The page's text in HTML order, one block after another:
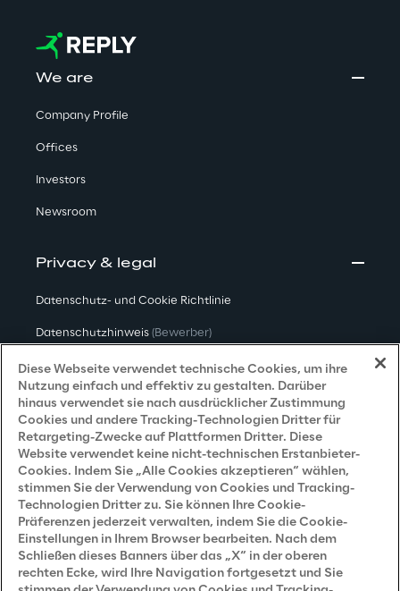
We are
Company Profile
Offices
Investors
Newsroom
Privacy & legal
Datenschutz- und Cookie Richtlinie
Datenschutzhinweis (Bewerber)
Datenschutzhinweis(Kunden)
Datenschutzhinweis (Dienstleister)
Datenschutzhinweis (Marketing)
Grundsatzerklärung - LKSG(Deutschland)
Accessibility Statement
Careers
Diese Webseite verwendet technische Cookies, um ihre
Nutzung einfach und effektiv zu gestalten. Darüber
hinaus verwendet sie nach ausdrücklicher Zustimmung
Cookies und andere Tracking-Technologien Dritter für
Retargeting-Zwecke auf Plattformen Dritter. Diese
Website verwendet keine nicht-technischen Erstanbieter-
Cookies. Indem Sie „Alle Cookies akzeptieren“ wählen,
stimmen Sie der Verwendung von Cookies und Tracking-
Technologien Dritter zu. Sie können Ihre Cookie-
Präferenzen jederzeit verwalten, indem Sie die Cookie-
Einstellungen in Ihrem Browser bearbeiten. Nach dem
Schließen dieses Banners über das „X“ in der oberen
rechten Ecke, wird Ihre Navigation fortgesetzt und Sie